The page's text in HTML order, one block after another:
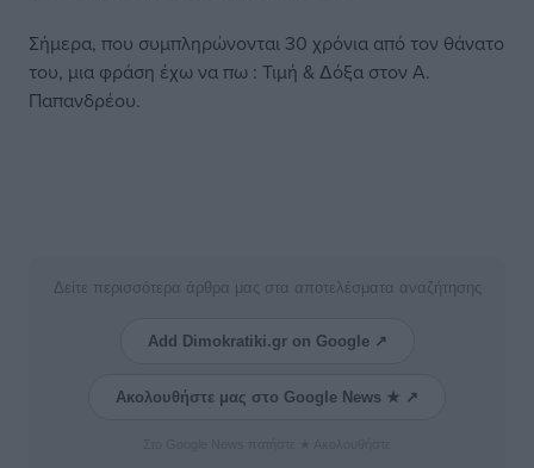
Σήμερα, που συμπληρώνονται 30 χρόνια από τον θάνατο
του, μια φράση έχω να πω : Τιμή & Δόξα στον Α.
Παπανδρέου.
Δείτε περισσότερα άρθρα μας στα αποτελέσματα αναζήτησης
Add Dimokratiki.gr on Google ↗
Ακολουθήστε μας στο Google News ★ ↗